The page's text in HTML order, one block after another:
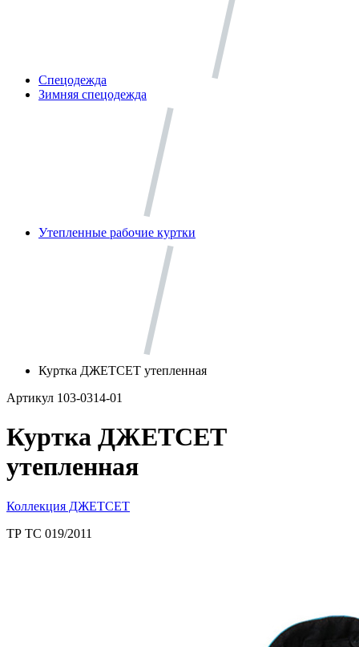
Спецодежда
Зимняя спецодежда
Утепленные рабочие куртки
Куртка ДЖЕТСЕТ утепленная
Артикул 103-0314-01
Куртка ДЖЕТСЕТ
утепленная
Коллекция ДЖЕТСЕТ
ТР ТС 019/2011